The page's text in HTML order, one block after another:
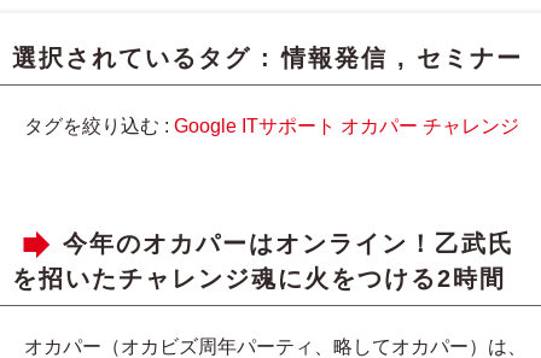
選択されているタグ :情報発信 , セミナー
タグを絞り込む : Google ITサポート オカパー チャレンジ
今年のオカパーはオンライン！乙武氏
を招いたチャレンジ魂に火をつける2時間
オカパー（オカビズ周年パーティ、略してオカパー）は、